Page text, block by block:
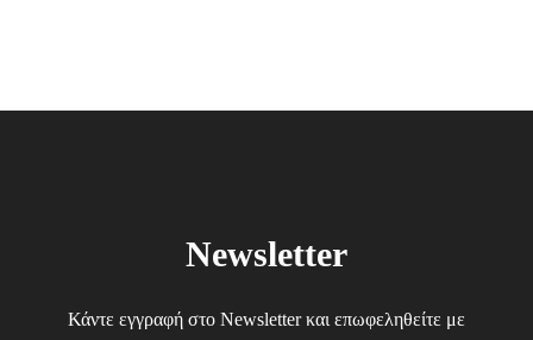
Newsletter
Κάντε εγγραφή στο Newsletter και επωφεληθείτε με